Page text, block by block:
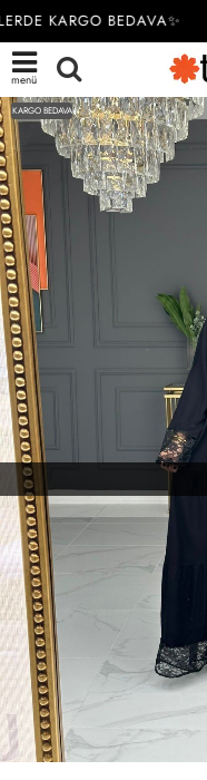
KARGO BEDAVA✨
menü
KARGO BEDAVA